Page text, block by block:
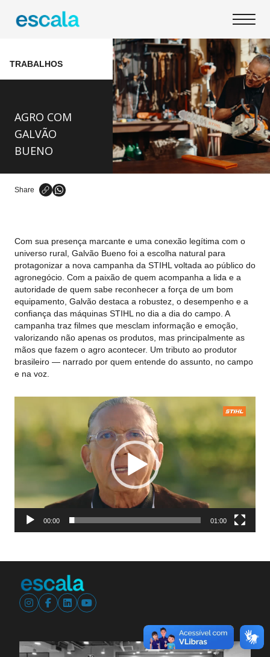
TRABALHOS
AGRO COM
GALVÃO
BUENO
Share
Com sua presença marcante e uma conexão legítima com o
universo rural, Galvão Bueno foi a escolha natural para
protagonizar a nova campanha da STIHL voltada ao público do
agronegócio. Com a paixão de quem acompanha a lida e a
autoridade de quem sabe reconhecer a força de um bom
equipamento, Galvão destaca a robustez, o desempenho e a
confiança das máquinas STIHL no dia a dia do campo. A
campanha traz filmes que mesclam informação e emoção,
valorizando não apenas os produtos, mas principalmente as
mãos que fazem o agro acontecer. Um tributo ao produtor
brasileiro — narrado por quem entende do assunto, no campo
e na voz.
vídeo
00:00 01:00